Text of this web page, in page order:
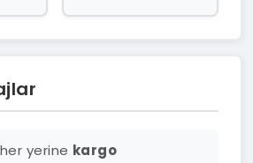
yerine kargo